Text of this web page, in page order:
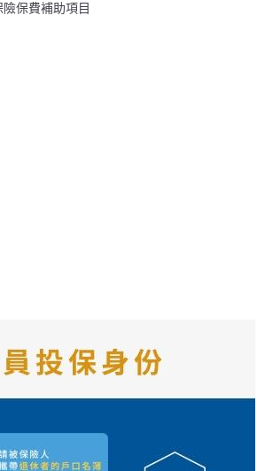
保費補助項目